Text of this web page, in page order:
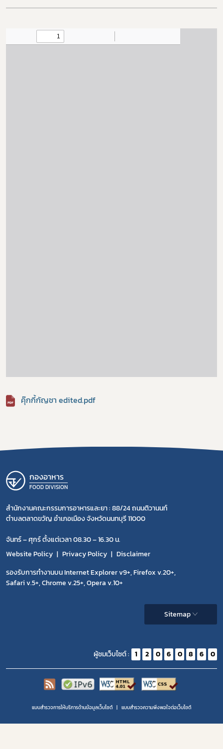
คุ๊กกี้กัญชา edited.pdf
กองอาหาร
FOOD DIVISION
สำนักงานคณะกรรมการอาหารและยา : 88/24 ถนนติวานนท์
ตำบลตลาดขวัญ อำเภอเมือง จังหวัดนนทบุรี 11000
จันทร์ – ศุกร์ ตั้งแต่เวลา 08.30 – 16.30 น.
Website Policy
Privacy Policy
Disclaimer
รองรับการทำงานบน Internet Explorer v9+, Firefox v.20+,
Safari v.5+, Chrome v.25+, Opera v.10+
Sitemap
ผู้ชมเว็บไซต์ : 1 2 0 6 0 8 6 0
แบบสำรวจการให้บริการด้านข้อมูลเว็บไซต์ แบบสำรวจความพีงพอใจต่อเว็บไซต์